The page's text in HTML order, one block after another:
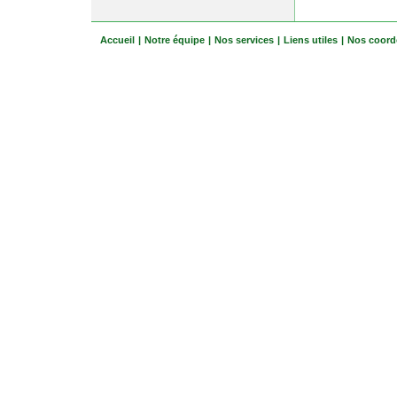
Accueil | Notre équipe | Nos services | Liens utiles | Nos